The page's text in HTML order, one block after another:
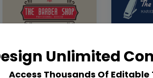
Unlimited
Access Thousands Of